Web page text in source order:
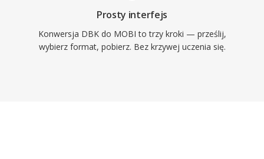
Prosty interfejs
Konwersja DBK do MOBI to trzy kroki — prześlij,
wybierz format, pobierz. Bez krzywej uczenia się.